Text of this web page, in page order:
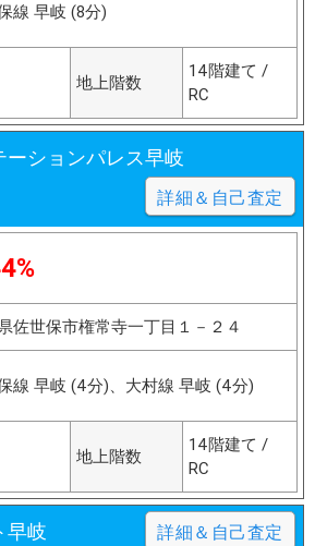
線 早岐 (8分)
地上階数
14階建て /
RC
ーションパレス早岐
詳細＆自己査定
佐世保市権常寺一丁目１－２４
線 早岐 (4分)、大村線 早岐 (4分)
地上階数
14階建て /
RC
早岐 詳細＆自己査定